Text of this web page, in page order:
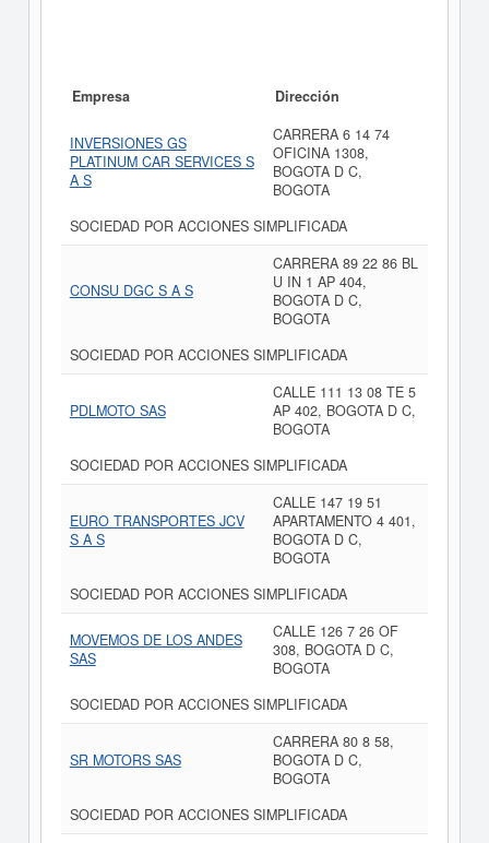
Empresa Dirección
INVERSIONES GS
PLATINUM CAR SERVICES S
A S
CARRERA 6 14 74
OFICINA 1308,
BOGOTA D C,
BOGOTA
SOCIEDAD POR ACCIONES SIMPLIFICADA
CONSU DGC S A S
CARRERA 89 22 86 BL
U IN 1 AP 404,
BOGOTA D C,
BOGOTA
SOCIEDAD POR ACCIONES SIMPLIFICADA
PDLMOTO SAS
CALLE 111 13 08 TE 5
AP 402, BOGOTA D C,
BOGOTA
SOCIEDAD POR ACCIONES SIMPLIFICADA
EURO TRANSPORTES JCV
S A S
CALLE 147 19 51
APARTAMENTO 4 401,
BOGOTA D C,
BOGOTA
SOCIEDAD POR ACCIONES SIMPLIFICADA
MOVEMOS DE LOS ANDES
SAS
CALLE 126 7 26 OF
308, BOGOTA D C,
BOGOTA
SOCIEDAD POR ACCIONES SIMPLIFICADA
SR MOTORS SAS
CARRERA 80 8 58,
BOGOTA D C,
BOGOTA
SOCIEDAD POR ACCIONES SIMPLIFICADA